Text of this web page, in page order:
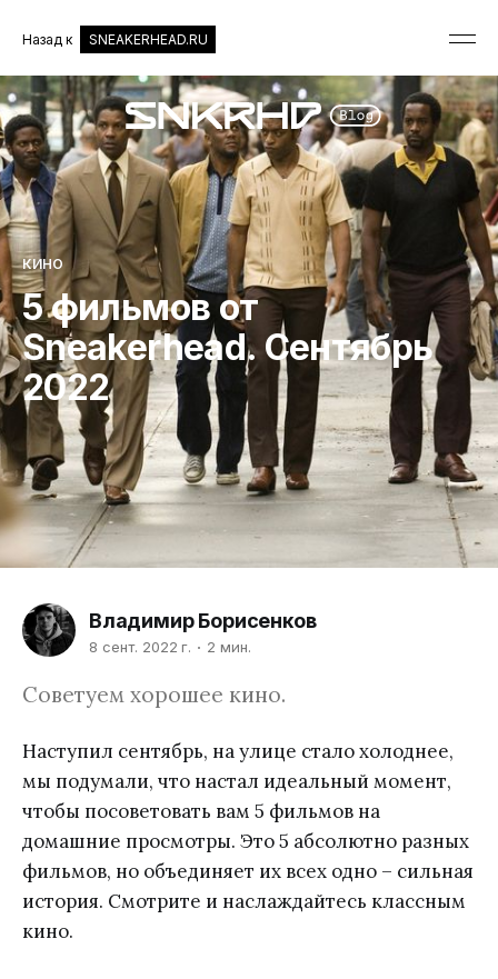
Назад к SNEAKERHEAD.RU
КИНО
5 фильмов от
Sneakerhead. Сентябрь
2022
Владимир Борисенков
8 сент. 2022 г. 2 мин.
Советуем хорошее кино.
Наступил сентябрь, на улице стало холоднее,
мы подумали, что настал идеальный момент,
чтобы посоветовать вам 5 фильмов на
домашние просмотры. Это 5 абсолютно разных
фильмов, но объединяет их всех одно – сильная
история. Смотрите и наслаждайтесь классным
кино.